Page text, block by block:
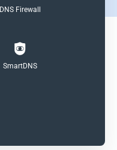
DNS Firewall
SmartDNS